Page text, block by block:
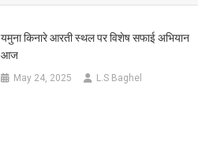
यमुना किनारे आरती स्थल पर विशेष सफाई अभियान
आज
May 24, 2025 L.S Baghel